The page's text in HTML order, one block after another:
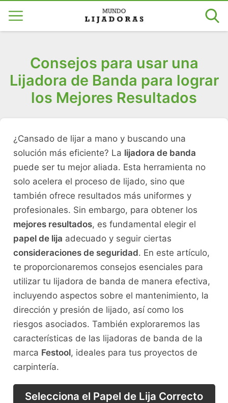
Consejos para usar una
Lijadora de Banda para lograr
los Mejores Resultados
¿Cansado de lijar a mano y buscando una
solución más eficiente? La lijadora de banda
puede ser tu mejor aliada. Esta herramienta no
solo acelera el proceso de lijado, sino que
también ofrece resultados más uniformes y
profesionales. Sin embargo, para obtener los
mejores resultados, es fundamental elegir el
papel de lija adecuado y seguir ciertas
consideraciones de seguridad. En este artículo,
te proporcionaremos consejos esenciales para
utilizar tu lijadora de banda de manera efectiva,
incluyendo aspectos sobre el mantenimiento, la
dirección y presión de lijado, así como los
riesgos asociados. También exploraremos las
características de las lijadoras de banda de la
marca Festool, ideales para tus proyectos de
carpintería.
Selecciona el Papel de Lija Correcto